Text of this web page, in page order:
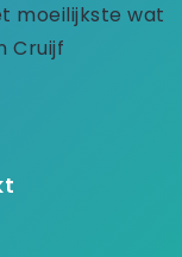
moeilijkste wat
Cruijf